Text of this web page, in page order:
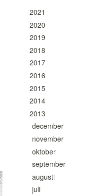
2021
2020
2019
2018
2017
2016
2015
2014
2013
december
november
oktober
september
augusti
juli